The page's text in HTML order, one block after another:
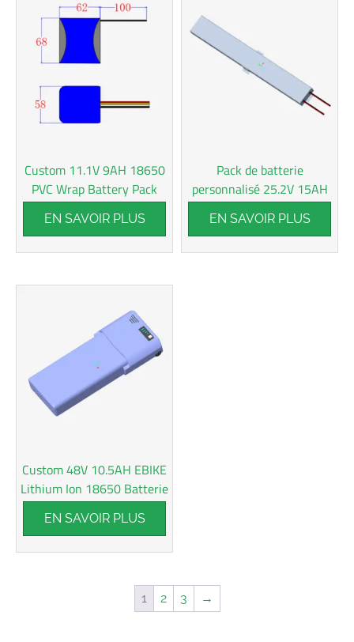
Custom 11.1V 9AH 18650
PVC Wrap Battery Pack
EN SAVOIR PLUS
Pack de batterie
personnalisé 25.2V 15AH
21700
EN SAVOIR PLUS
Custom 48V 10.5AH EBIKE
Lithium Ion 18650 Batterie
EN SAVOIR PLUS
1 2 3 →